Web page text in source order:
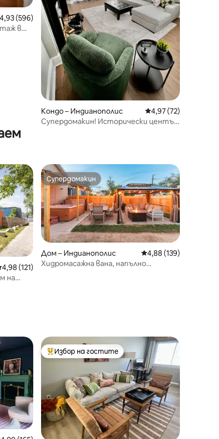
оценка: 4,93 от 5, 596 отзива
4,93 (596)
в
Кондо – Индианополис Средна оценка:
4,97 (72)
Супердомакин! Исторически център
оценка: 4,98 от 5, 121 отзива
4,98 (121)
на
Супердомакин
Супердомакин
Дом – Индианополис Средна оценка: 4,88
4,88 (139)
Хидромасажна вана, напълно
Най-популярен избор на гостите
Избор на гостите